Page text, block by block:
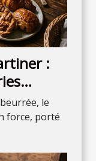
:
journée
le
force, porté